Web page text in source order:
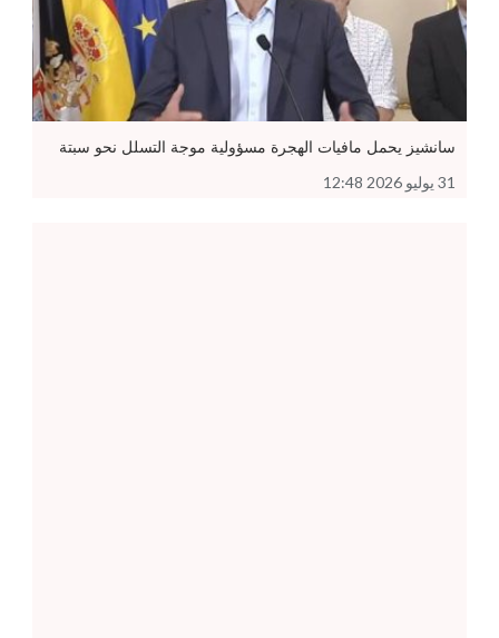
سانشيز يحمل مافيات الهجرة مسؤولية موجة التسلل نحو سبتة
31 يوليو 2026 12:48